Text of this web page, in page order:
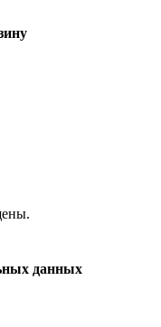
данных